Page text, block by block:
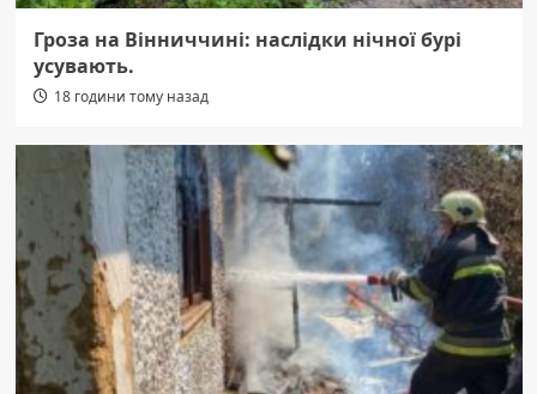
Гроза на Вінниччині: наслідки нічної бурі
усувають.
18 години тому назад